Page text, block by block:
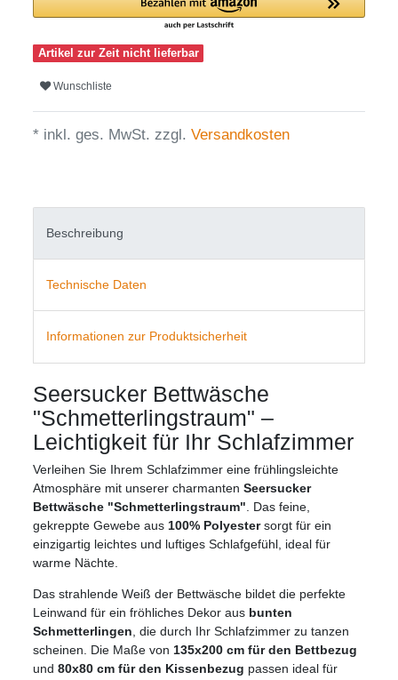
Artikel zur Zeit nicht lieferbar
Wunschliste
* inkl. ges. MwSt. zzgl. Versandkosten
Beschreibung
Technische Daten
Informationen zur Produktsicherheit
Seersucker Bettwäsche
"Schmetterlingstraum" –
Leichtigkeit für Ihr Schlafzimmer
Verleihen Sie Ihrem Schlafzimmer eine frühlingsleichte
Atmosphäre mit unserer charmantenSeersucker
Bettwäsche "Schmetterlingstraum" . Das feine,
gekreppte Gewebe aus 100% Polyestersorgt für ein
einzigartig leichtes und luftiges Schlafgefühl, ideal für
warme Nächte.
Das strahlende Weiß der Bettwäsche bildet die perfekte
Leinwand für ein fröhliches Dekor aus bunten
Schmetterlingen , die durch Ihr Schlafzimmer zu tanzen
scheinen. Die Maße von 135x200 cm für den Bettbezug
und80x80 cm für den Kissenbezug passen ideal für